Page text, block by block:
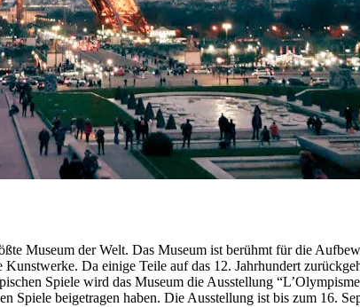
Museum der Welt. Das Museum ist berühmt für die
Da einige Teile auf das 12. Jahrhundert
Spiele wird das Museum die Ausstellung
Spiele beigetragen haben. Die Ausstellung ist bis zum 16.